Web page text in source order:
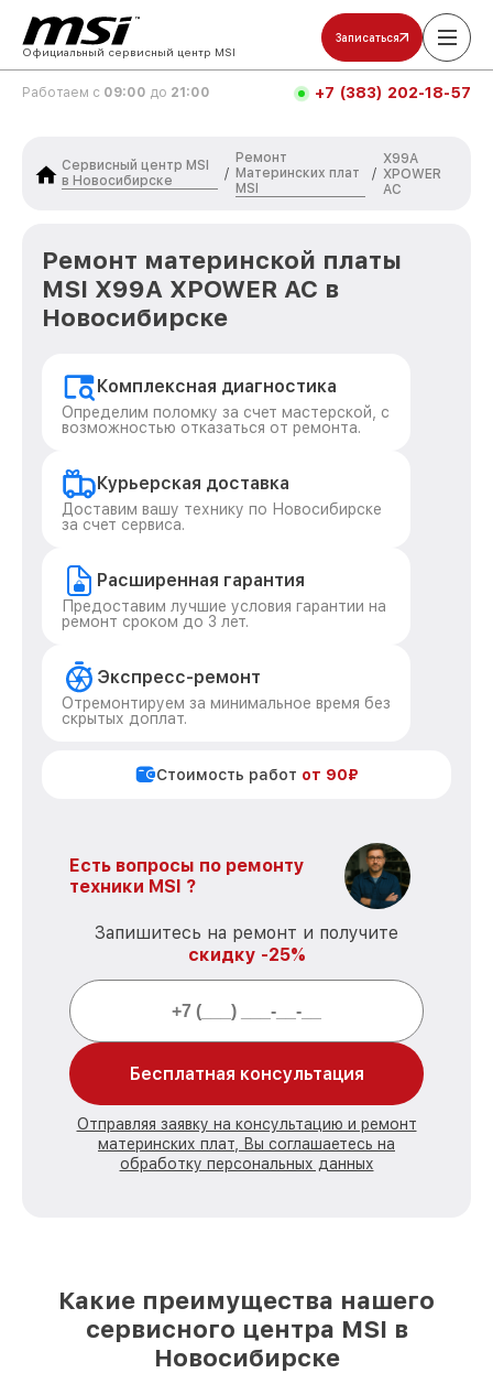
Официальный сервисный центр MSI
Записаться
Работаем с 09:00 до 21:00 +7 (383) 202-18-57
Сервисный центр MSI
в Новосибирске
/
Ремонт
Материнских плат
MSI
/
X99A
XPOWER
AC
Ремонт материнской платы
MSI X99A XPOWER AC в
Новосибирске
Комплексная диагностика
Определим поломку за счет мастерской, с
возможностью отказаться от ремонта.
Курьерская доставка
Доставим вашу технику по Новосибирске
за счет сервиса.
Расширенная гарантия
Предоставим лучшие условия гарантии на
ремонт сроком до 3 лет.
Экспресс-ремонт
Отремонтируем за минимальное время без
скрытых доплат.
Стоимость работ от 90₽
Есть вопросы по ремонту
техники MSI ?
Запишитесь на ремонт и получите
скидку -25%
Бесплатная консультация
Отправляя заявку на консультацию и ремонт
материнских плат, Вы соглашаетесь на
обработку персональных данных
Какие преимущества нашего
сервисного центра MSI в
Новосибирске